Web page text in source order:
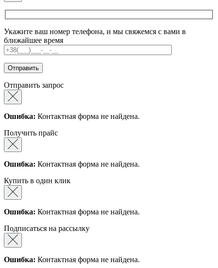
Укажите ваш номер телефона, и мы свяжемся с вами в
ближайшее время
Отправить запрос
Ошибка: Контактная форма не найдена.
Получить прайс
Ошибка: Контактная форма не найдена.
Купить в один клик
Ошибка: Контактная форма не найдена.
Подписаться на рассылку
Ошибка: Контактная форма не найдена.